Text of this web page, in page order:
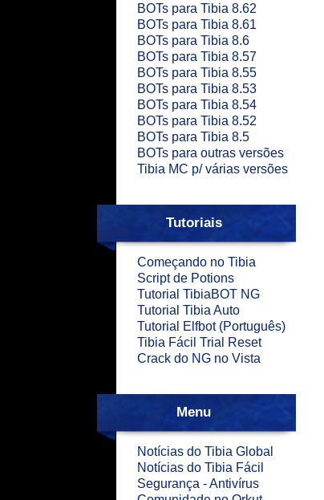
BOTs para Tibia 8.62
BOTs para Tibia 8.61
BOTs para Tibia 8.6
BOTs para Tibia 8.57
BOTs para Tibia 8.55
BOTs para Tibia 8.53
BOTs para Tibia 8.54
BOTs para Tibia 8.52
BOTs para Tibia 8.5
BOTs para outras versões
Tibia MC p/ várias versões
Tutoriais
Começando no Tibia
Script de Potions
Tutorial TibiaBOT NG
Tutorial Tibia Auto
Tutorial Elfbot (Português)
Tibia Fácil Trial Reset
Crack do NG no Vista
Menu
Notícias do Tibia Global
Notícias do Tibia Fácil
Segurança - Antivírus